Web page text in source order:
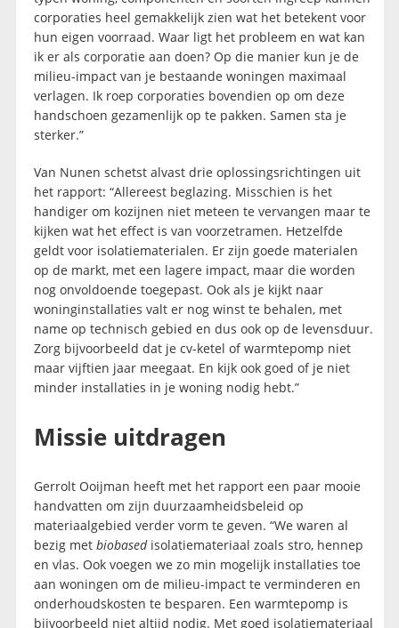
corporaties heel gemakkelijk zien wat het betekent voor
hun eigen voorraad. Waar ligt het probleem en wat kan
ik er als corporatie aan doen? Op die manier kun je de
milieu-impact van je bestaande woningen maximaal
verlagen. Ik roep corporaties bovendien op om deze
handschoen gezamenlijk op te pakken. Samen sta je
sterker.”
Van Nunen schetst alvast drie oplossingsrichtingen uit
het rapport: “Allereest beglazing. Misschien is het
handiger om kozijnen niet meteen te vervangen maar te
kijken wat het effect is van voorzetramen. Hetzelfde
geldt voor isolatiematerialen. Er zijn goede materialen
op de markt, met een lagere impact, maar die worden
nog onvoldoende toegepast. Ook als je kijkt naar
woninginstallaties valt er nog winst te behalen, met
name op technisch gebied en dus ook op de levensduur.
Zorg bijvoorbeeld dat je cv-ketel of warmtepomp niet
maar vijftien jaar meegaat. En kijk ook goed of je niet
minder installaties in je woning nodig hebt.”
Missie uitdragen
Gerrolt Ooijman heeft met het rapport een paar mooie
handvatten om zijn duurzaamheidsbeleid op
materiaalgebied verder vorm te geven. “We waren al
bezig met biobasedisolatiemateriaal zoals stro, hennep
en vlas. Ook voegen we zo min mogelijk installaties toe
aan woningen om de milieu-impact te verminderen en
onderhoudskosten te besparen. Een warmtepomp is
bijvoorbeeld niet altijd nodig. Met goed isolatiemateriaal